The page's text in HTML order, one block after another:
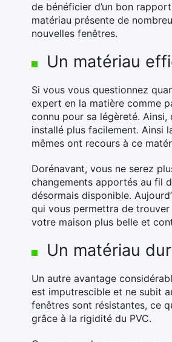
de bénéficier d’un bon
matériau présente de
nouvelles fenêtres.
Un matériau
Si vous vous questionnez
expert en la matière comme
connu pour sa légèreté.
installé plus facilement. Ainsi
mêmes ont recours à ce
Dorénavant, vous ne serez
changements apportés au fil
désormais disponible.
qui vous permettra de trouver
votre maison plus belle et
Un matériau
Un autre avantage
est imputrescible et ne subit
fenêtres sont résistantes, ce
grâce à la rigidité du PVC.